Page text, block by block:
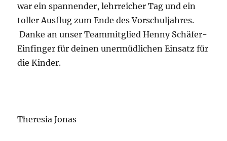
war ein spannender, lehrreicher Tag und ein
toller Ausflug zum Ende des Vorschuljahres.
Danke an unser Teammitglied Henny Schäfer-
Einfinger für deinen unermüdlichen Einsatz für
die Kinder.
Theresia Jonas